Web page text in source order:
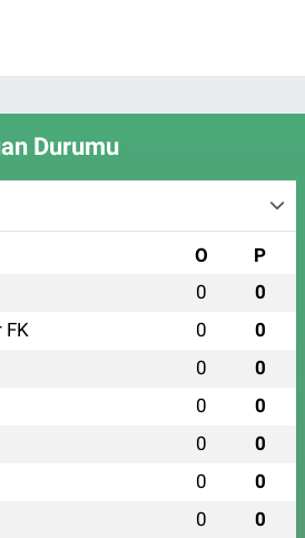
Durumu
O P
0 0
FK 0 0
0 0
0 0
0 0
0 0
0 0